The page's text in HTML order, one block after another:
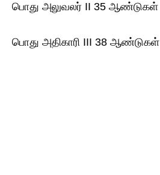
பொது அலுவலர் II 35 ஆண்டுகள்
பொது அதிகாரி III 38 ஆண்டுகள்